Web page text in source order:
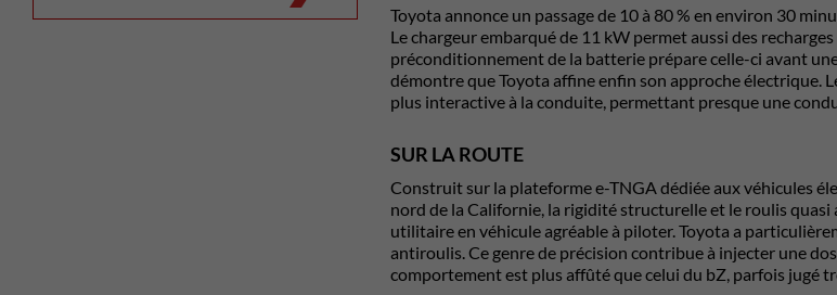
Toyota annonce un passage de 10 à 80 % en environ 30
Le chargeur embarqué de 11 kW permet aussi des
préconditionnement de la batterie prépare celle-ci avant
démontre que Toyota affine enfin son approche électrique.
plus interactive à la conduite, permettant presque une
SUR LA ROUTE
Construit sur la plateforme e-TNGA dédiée aux véhicules
nord de la Californie, la rigidité structurelle et le roulis
utilitaire en véhicule agréable à piloter. Toyota a
antiroulis. Ce genre de précision contribue à injecter une
comportement est plus affûté que celui du bZ, parfois jugé